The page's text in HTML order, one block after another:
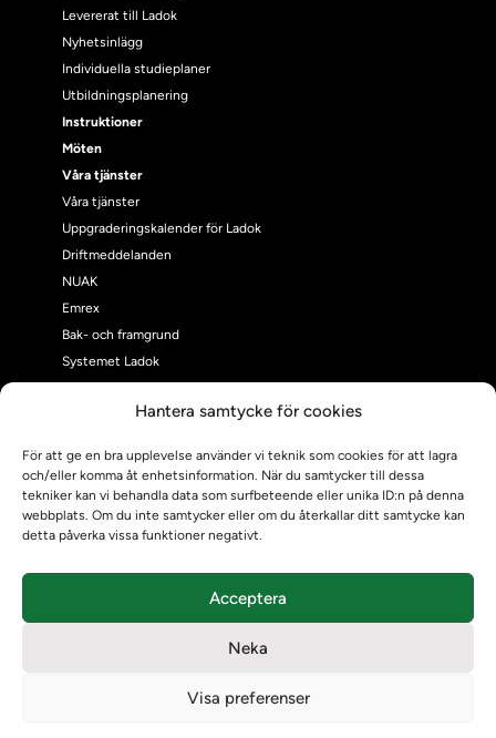
Hantera samtycke för cookies
För att ge en bra upplevelse använder vi teknik som cookies för att lagra
och/eller komma åt enhetsinformation. När du samtycker till dessa
tekniker kan vi behandla data som surfbeteende eller unika ID:n på denna
webbplats. Om du inte samtycker eller om du återkallar ditt samtycke kan
detta påverka vissa funktioner negativt.
Acceptera
Neka
Visa preferenser
Levererat till Ladok
Nyhetsinlägg
Individuella studieplaner
Utbildningsplanering
Instruktioner
Möten
Våra tjänster
Våra tjänster
Uppgraderingskalender för Ladok
Driftmeddelanden
NUAK
Emrex
Bak- och framgrund
Systemet Ladok
Kontrollera intyg
Om oss
Om Ladokkonsortiet
Ladokkonsortiet internationellt
Vision, strategi och produktplan
Teamens sammansättning och arbetet på Ladokkonsortiet
Ladokpodden